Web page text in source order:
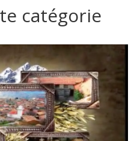
catégorie